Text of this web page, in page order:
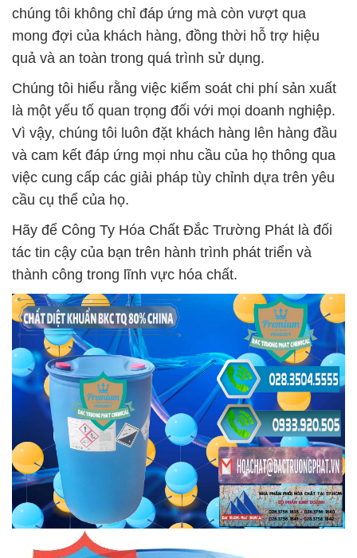
chúng tôi không chỉ đáp ứng mà còn vượt qua
mong đợi của khách hàng, đồng thời hỗ trợ hiệu
quả và an toàn trong quá trình sử dụng.
Chúng tôi hiểu rằng việc kiểm soát chi phí sản xuất
là một yếu tố quan trọng đối với mọi doanh nghiệp.
Vì vậy, chúng tôi luôn đặt khách hàng lên hàng đầu
và cam kết đáp ứng mọi nhu cầu của họ thông qua
việc cung cấp các giải pháp tùy chỉnh dựa trên yêu
cầu cụ thể của họ.
Hãy để Công Ty Hóa Chất Đắc Trường Phát là đối
tác tin cậy của bạn trên hành trình phát triển và
thành công trong lĩnh vực hóa chất.